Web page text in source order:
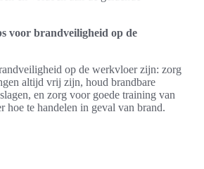
voor brandveiligheid op de
op de werkvloer zijn: zorg
altijd vrij zijn, houd brandbare
en zorg voor goede training van
hoe te handelen in geval van brand.